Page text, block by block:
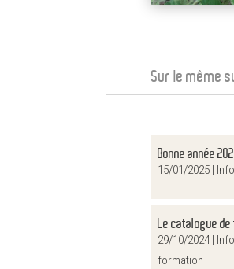
Sur le même
Bonne année
15/01/2025 |
Le catalogue
29/10/2024 |
formation